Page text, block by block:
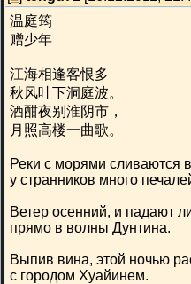
温庭筠
赠少年
江海相逢客恨多
秋风叶下洞庭波。
酒酣夜别淮阴市，
月照高楼一曲歌。
Реки с морями сливаются
у странников много
Ветер осенний, и падают
прямо в волны Дунтина.
Выпив вина, этой ночью
с городом Хуайинем.